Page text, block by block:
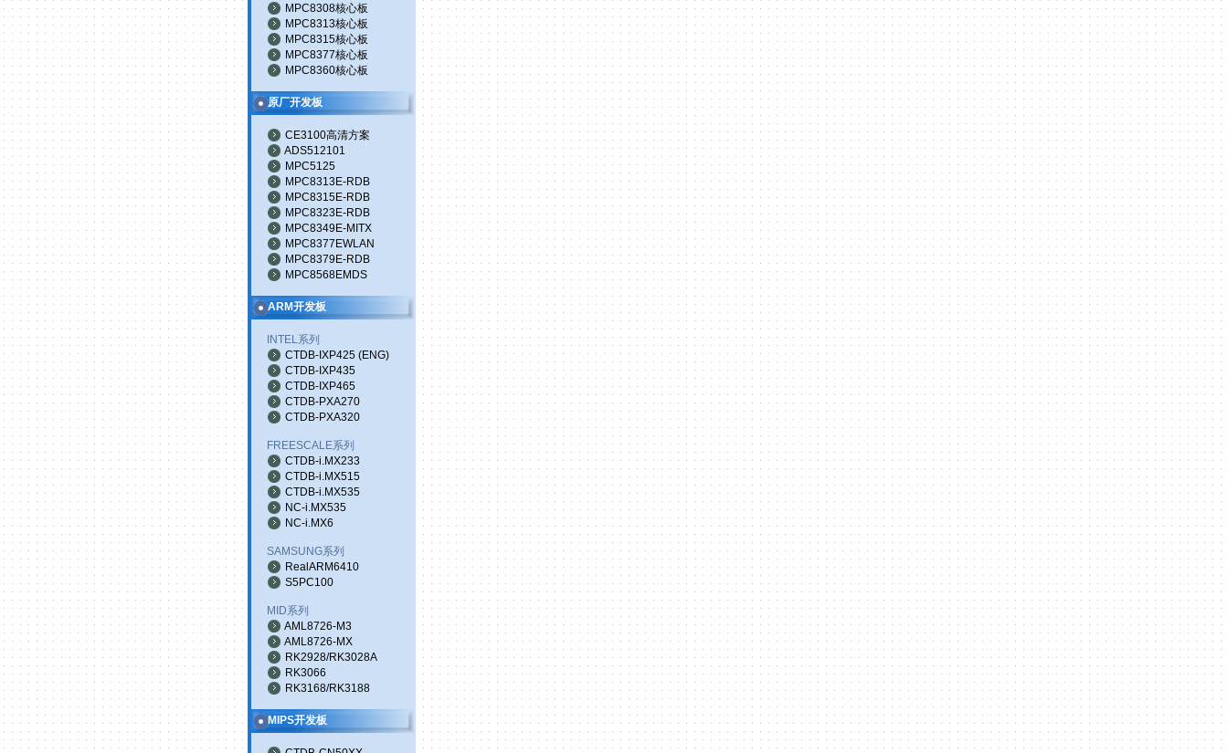
MPC8308核心板
MPC8313核心板
MPC8315核心板
MPC8377核心板
MPC8360核心板
原厂开发板
CE3100高清方案
ADS512101
MPC5125
MPC8313E-RDB
MPC8315E-RDB
MPC8323E-RDB
MPC8349E-MITX
MPC8377EWLAN
MPC8379E-RDB
MPC8568EMDS
ARM开发板
INTEL系列
CTDB-IXP425(ENG)
CTDB-IXP435
CTDB-IXP465
CTDB-PXA270
CTDB-PXA320
FREESCALE系列
CTDB-i.MX233
CTDB-i.MX515
CTDB-i.MX535
NC-i.MX535
NC-i.MX6
SAMSUNG系列
RealARM6410
S5PC100
MID系列
AML8726-M3
AML8726-MX
RK2928/RK3028A
RK3066
RK3168/RK3188
MIPS开发板